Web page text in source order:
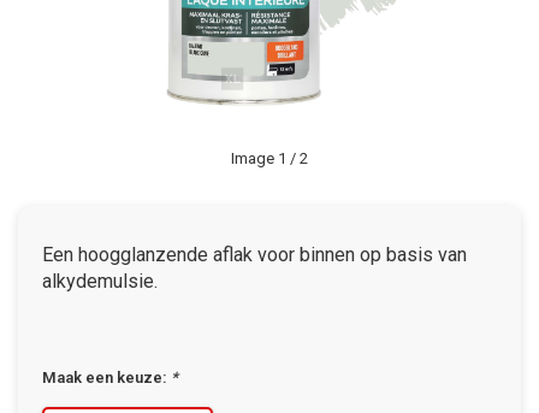
Image 1 / 2
Een hoogglanzende aflak voor binnen op basis van
alkydemulsie.
Maak een keuze: *